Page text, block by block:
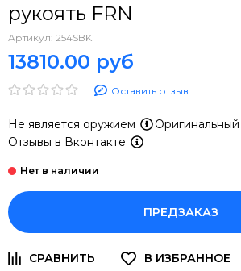
рукоять FRN
Артикул: 254SBK
13810.00 руб
Оставить отзыв
Не является оружием
Оригинальный
Отзывы в Вконтакте
ПРЕДЗАКАЗ